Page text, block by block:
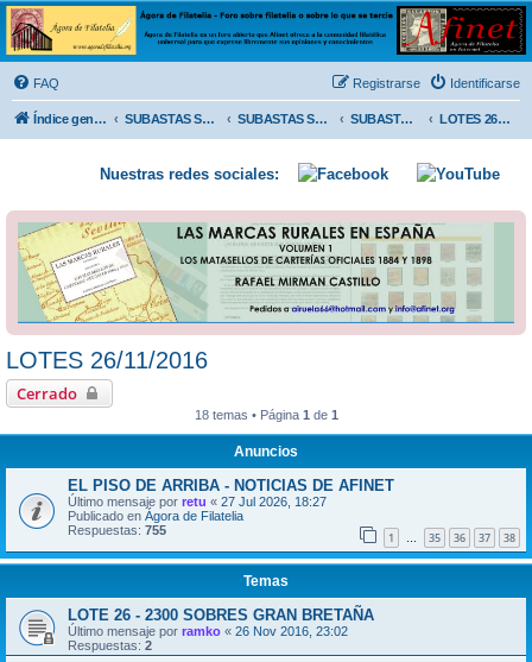
Ágora de Filatelia
Foro sobre filatelia o sobre lo que se tercie. Ágora de Filatelia es un foro abierto que Afinet
ofrece a la comunidad filatélica universal para que exprese libremente sus opiniones y
conocimientos
FAQ Identificarse
Registrarse
Índice general SUBASTAS SOLIDARIAS (In memoriam MENDOZA) SUBASTAS SOLIDARIAS 2025 y anteriores SUBASTAS SOLIDARIAS 2016 LOTES 26/11/2016
Nuestras redes sociales:
LOTES 26/11/2016
Cerrado
18 temas • Página 1 de 1
Anuncios
EL PISO DE ARRIBA - NOTICIAS DE AFINET
Último mensaje por retu « 27 Jul 2026, 18:27
Publicado en Ágora de Filatelia
Respuestas: 755 1 … 35 36 37 38
Temas
LOTE 26 - 2300 SOBRES GRAN BRETAÑA
Último mensaje por ramko « 26 Nov 2016, 23:02
Respuestas: 2